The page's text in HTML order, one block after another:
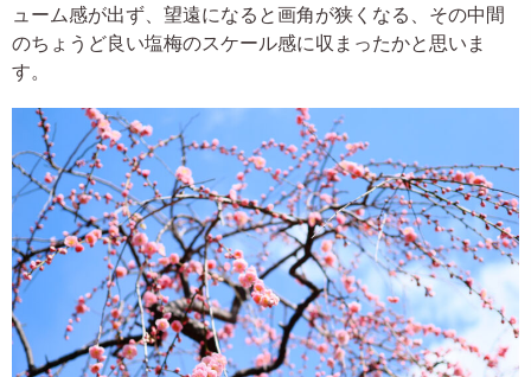
ューム感が出ず、望遠になると画角が狭くなる、その中間
のちょうど良い塩梅のスケール感に収まったかと思いま
す。